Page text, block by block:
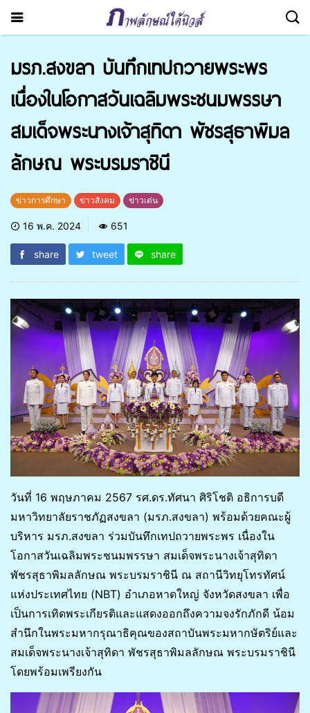
มรภ.สงขลา บันทึกเทปถวายพระพร
เนื่องในโอกาสวันเฉลิมพระชนมพรรษา
สมเด็จพระนางเจ้าสุทิดา พัชรสุธาพิมล
ลักษณ พระบรมราชินี
ข่าวการศึกษา ข่าวสังคม ข่าวเด่น
16 พ.ค. 2024 651
share tweet share
วันที่ 16 พฤษภาคม 2567 รศ.ดร.ทัศนา ศิริโชติ อธิการบดี
มหาวิทยาลัยราชภัฏสงขลา (มรภ.สงขลา) พร้อมด้วยคณะผู้
บริหาร มรภ.สงขลา ร่วมบันทึกเทปถวายพระพร เนื่องใน
โอกาสวันเฉลิมพระชนมพรรษา สมเด็จพระนางเจ้าสุทิดา
พัชรสุธาพิมลลักษณ พระบรมราชินี ณ สถานีวิทยุโทรทัศน์
แห่งประเทศไทย (NBT) อำเภอหาดใหญ่ จังหวัดสงขลา เพื่อ
เป็นการเทิดพระเกียรติและแสดงออกถึงความจงรักภักดี น้อม
สำนึกในพระมหากรุณาธิคุณของสถาบันพระมหากษัตริย์และ
สมเด็จพระนางเจ้าสุทิดา พัชรสุธาพิมลลักษณ พระบรมราชินี
โดยพร้อมเพรียงกัน